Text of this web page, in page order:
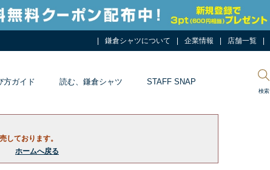
鎌倉シャツについて 企業情報 店舗一覧
方ガイド 読む、鎌倉シャツ STAFF SNAP
検索
しております。
ホームへ戻る